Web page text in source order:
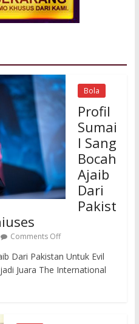
Bola
Profil
Sumai
l Sang
Bocah
Ajaib
Dari
Pakist
Comments Off
Dari Pakistan Untuk Evil
Juara The International